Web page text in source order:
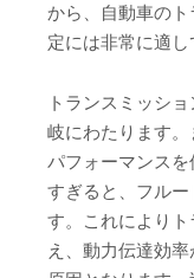
から、自動車の
定には非常に適し
トランスミッシ
岐にわたります
パフォーマンス
すぎると、フル
す。これにより
え、動力伝達効